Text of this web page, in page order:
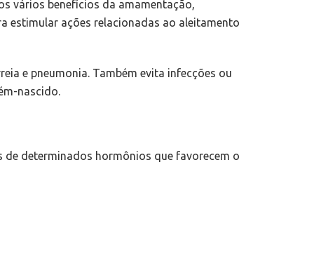
vários benefícios da amamentação,
estimular ações relacionadas ao aleitamento
e pneumonia. Também evita infecções ou
nascido.
de determinados hormônios que favorecem o